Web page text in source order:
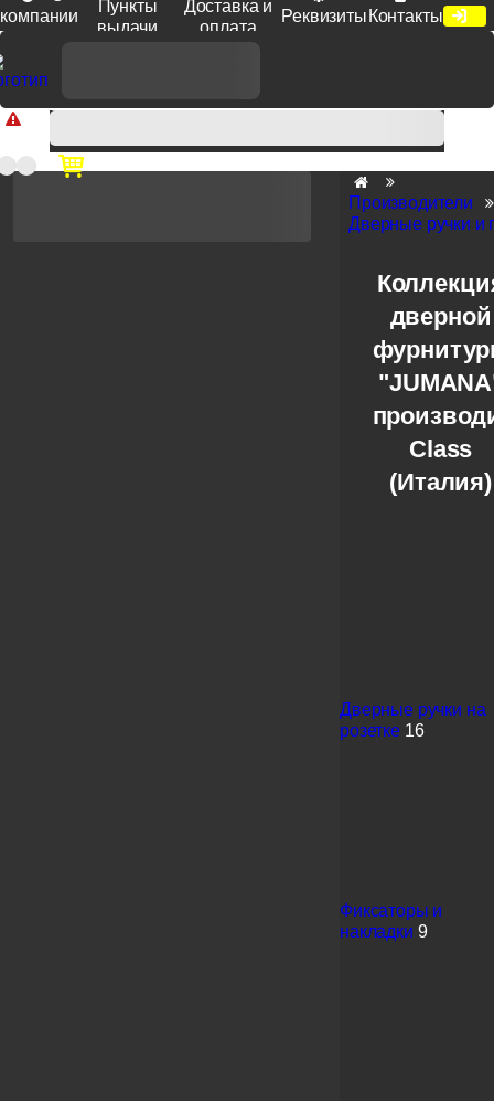
компании
Пункты
выдачи
Доставка и
оплата
Реквизиты Контакты
Доп. скидка от цен на сайте 7% при заказе от 50 тыс. руб
продукции Venezia, Fratelli, Tupai, Extreza, Melodia, Forme при
оплате по счету.
Производители
Дверные ручки и
дверной
Class
(Италия)
Дверные ручки на
розетке 16
Фиксаторы и
накладки 9